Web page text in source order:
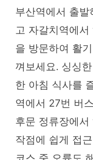
부산역에서 출
고 자갈치역에
을 방문하여 활
껴보세요. 싱싱
한 아침 식사를
역에서 27번 버
후문 정류장에
작점에 쉽게 접